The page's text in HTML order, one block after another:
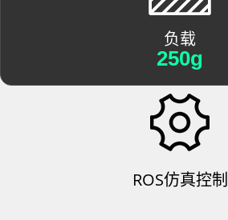
负载
250g
ROS仿真控制